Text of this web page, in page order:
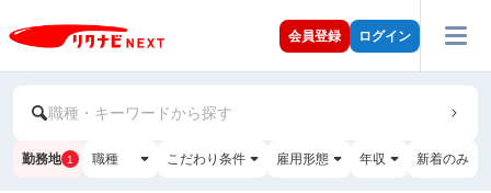
会員登録 ログイン
職種・キーワードから探す
勤務地 1 職種 こだわり条件 雇用形態 年収 新着のみ